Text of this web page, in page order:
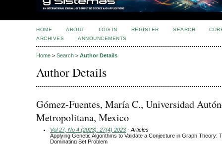
HOME ABOUT LOG IN REGISTER SEARCH
ARCHIVES
ANNOUNCEMENTS
Home > Search > Author Details
Author Details
Gómez-Fuentes, María C., Universidad
Metropolitana, Mexico
Vol 27, No 4 (2023): 27(4) 2023 - Articles
Applying Genetic Algorithms to Validate a Conjecture in Graph Theory:
Dominating Set Problem